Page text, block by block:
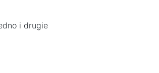
i drugie